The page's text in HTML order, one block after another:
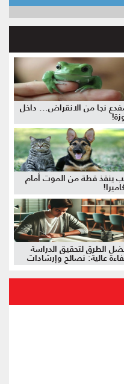
نجا من الانقراض... داخل
ينقذ قطة من الموت أمام
الطرق لتحقيق الدراسة
عالية: نصائح وإرشادات